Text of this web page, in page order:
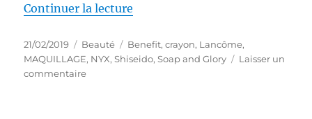
Continuer la lecture
Publié
le
21/02/2019 Catégories
Beauté Étiquettes
Benefit,crayon, Lancôme,
MAQUILLAGE, NYX,Shiseido,Soap and Glory
Laisser un
commentairesur